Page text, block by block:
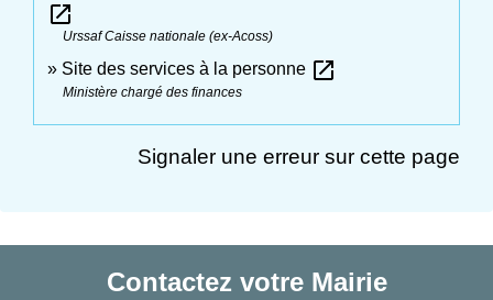
open_in_new
Urssaf Caisse nationale (ex-Acoss)
Site des services à la personne open_in_new
Ministère chargé des finances
Signaler une erreur sur cette page
Contactez votre Mairie